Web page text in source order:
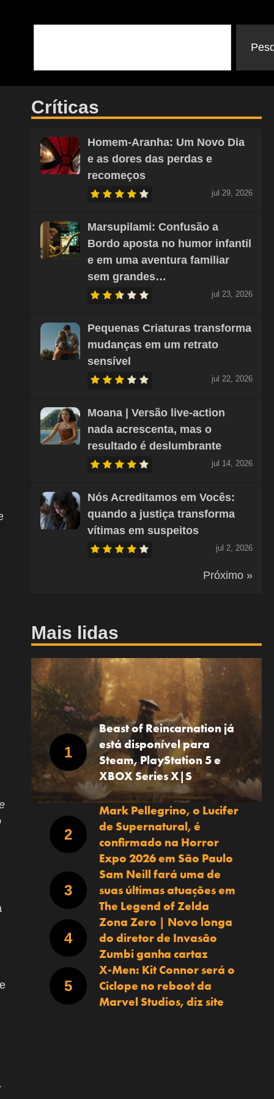
Críticas
Homem-Aranha: Um Novo Dia
e as dores das perdas e
recomeços
jul 29, 2026
Marsupilami: Confusão a
Bordo aposta no humor infantil
e em uma aventura familiar
sem grandes…
jul 23, 2026
Pequenas Criaturas transforma
mudanças em um retrato
sensível
jul 22, 2026
Moana | Versão live-action
nada acrescenta, mas o
resultado é deslumbrante
jul 14, 2026
Nós Acreditamos em Vocês:
quando a justiça transforma
vítimas em suspeitos
jul 2, 2026
Próximo »
Mais lidas
Beast of Reincarnation já
está disponível para
Steam, PlayStation 5 e
XBOX Series X|S
Mark Pellegrino, o Lucifer
de Supernatural, é
confirmado na Horror
Expo 2026 em São Paulo
Sam Neill fará uma de
suas últimas atuações em
The Legend of Zelda
Zona Zero | Novo longa
do diretor de Invasão
Zumbi ganha cartaz
X-Men: Kit Connor será o
Ciclope no reboot da
Marvel Studios, diz site